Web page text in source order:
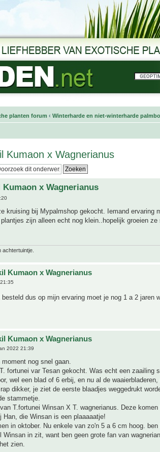
planten forum ‹ Winterharde en niet-winterharde
Kumaon x Wagnerianus
x Wagnerianus
kruising bij Mypalmshop gekocht. Iemand ervaring
zijn alleen echt nog klein..hopelijk groeien ze
achtertuintje.
Kumaon x Wagnerianus
dus op mijn ervaring moet je nog 1 a 2 jaren
Kumaon x Wagnerianus
2022 21:39
nog snel gaan.
fortunei var Tesan gekocht. Was echt een zaailing
wel een blad of 6 erbij, en nu al de
dikker, je ziet de eerste blaadjes weggedrukt
stammetje.
T.fortunei Winsan X T. wagnerianus. Deze
Han, die Winsan is een plaaaaatje!
in oktober. Nu enkele van zo'n 5 a 6 cm hoog. ben
Winsan in zit, want ben geen grote fan van
zien.